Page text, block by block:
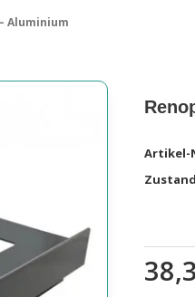
Aluminium
Artikel-